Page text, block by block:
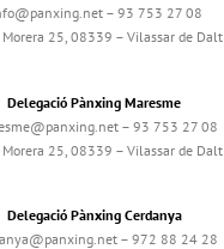
– 93 753 27 08
Morera 25, 08339 – Vilassar de Dalt
Delegació Pànxing Maresme
– 93 753 27 08
Morera 25, 08339 – Vilassar de Dalt
Delegació Pànxing Cerdanya
– 972 88 24 28